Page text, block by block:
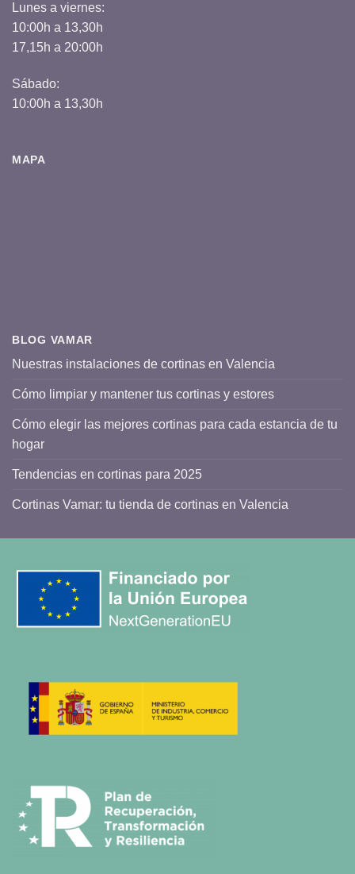
Lunes a viernes:
10:00h a 13,30h
17,15h a 20:00h
Sábado:
10:00h a 13,30h
MAPA
BLOG VAMAR
Nuestras instalaciones de cortinas en Valencia
Cómo limpiar y mantener tus cortinas y estores
Cómo elegir las mejores cortinas para cada estancia de tu
hogar
Tendencias en cortinas para 2025
Cortinas Vamar: tu tienda de cortinas en Valencia